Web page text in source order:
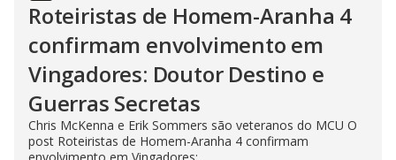
Roteiristas de Homem-Aranha 4
confirmam envolvimento em
Vingadores: Doutor Destino e
Guerras Secretas
Chris McKenna e Erik Sommers são veteranos do MCU O
post Roteiristas de Homem-Aranha 4 confirmam